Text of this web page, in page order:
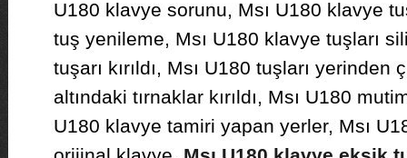
U180 klavye sorunu, Msı U180 klavye
tuş yenileme, Msı U180 klavye tuşları
tuşarı kırıldı, Msı U180 tuşları yerinden
altındaki tırnaklar kırıldı, Msı U180
U180 klavye tamiri yapan yerler, Msı